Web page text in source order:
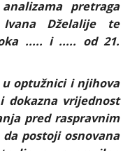
pretraga
Dželalije te
..... i ..... od 21.
u optužnici i njihova
dokazna vrijednost
pred raspravnim
postoji osnovana